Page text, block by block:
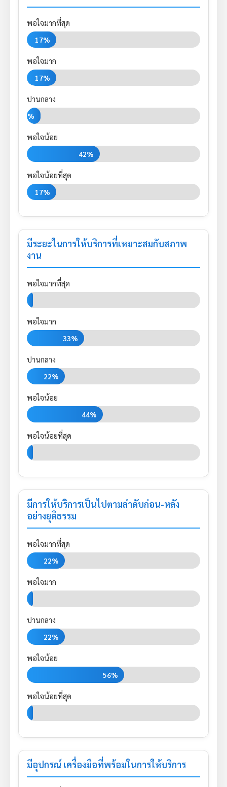
พอใจมากที่สุด
17%
พอใจมาก
17%
ปานกลาง
8%
พอใจน้อย
42%
พอใจน้อยที่สุด
17%
มีระยะในการให้บริการที่เหมาะสมกับสภาพ
งาน
พอใจมากที่สุด
พอใจมาก
33%
ปานกลาง
22%
พอใจน้อย
44%
พอใจน้อยที่สุด
มีการให้บริการเป็นไปตามลำดับก่อน-หลัง
อย่างยุติธรรม
พอใจมากที่สุด
22%
พอใจมาก
ปานกลาง
22%
พอใจน้อย
56%
พอใจน้อยที่สุด
มีอุปกรณ์ เครื่องมือที่พร้อมในการให้บริการ